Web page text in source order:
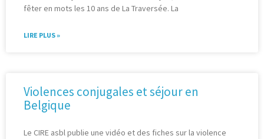
fêter en mots les 10 ans de La Traversée. La
LIRE PLUS »
Violences conjugales et séjour en
Belgique
Le CIRE asbl publie une vidéo et des fiches sur la violence